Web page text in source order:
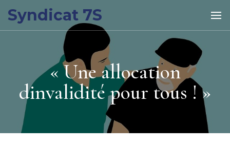
Syndicat 7S
« Une allocation
dinvalidité pour tous ! »